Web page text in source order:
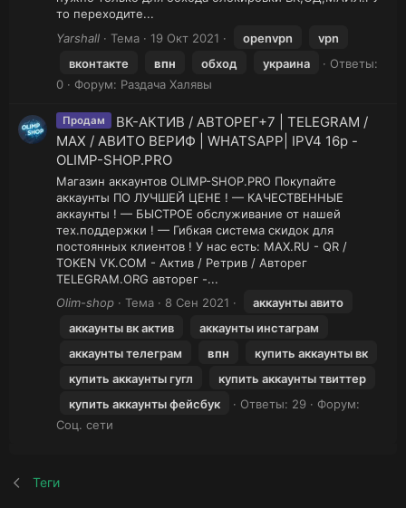
то переходите...
Yarshall
Тема 19 Окт 2021 openvpn
vpn
вконтакте
впн обход украина
Ответы:
0
Форум: Раздача Халявы
Продам
ВК-АКТИВ / АВТОРЕГ+7 | TELEGRAM /
MAX / АВИТО ВЕРИФ | WHATSAPP| IPV4 16р -
OLIMP-SHOP.PRO
Магазин аккаунтов OLIMP-SHOP.PRO Покупайте
аккаунты ПО ЛУЧШЕЙ ЦЕНЕ ! — КАЧЕСТВЕННЫЕ
аккаунты ! — БЫСТРОЕ обслуживание от нашей
тех.поддержки ! — Гибкая система скидок для
постоянных клиентов ! У нас есть: MAX.RU - QR /
TOKEN VK.COM - Актив / Ретрив / Авторег
TELEGRAM.ORG авторег -...
Olim-shop
Тема 8 Сен 2021
аккаунты авито
аккаунты вк актив
аккаунты инстаграм
аккаунты телеграм
впн
купить аккаунты вк
купить аккаунты гугл
купить аккаунты твиттер
купить аккаунты фейсбук
Ответы: 29
Форум:
Соц. сети
Теги